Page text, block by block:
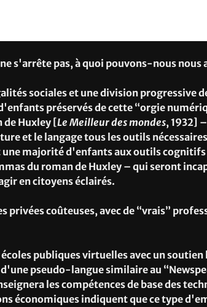
s'arrête pas, à quoi pouvons-nous nous
sociales et une division progressive
préservés de cette “orgie
Huxley [Le Meilleur des mondes, 1932]
et le langage tous les outils
une majorité d'enfants aux outils
du roman de Huxley – qui seront
en citoyens éclairés.
privées coûteuses, avec de “vrais”
publiques virtuelles avec un
pseudo-langue similaire au
les compétences de base des
économiques indiquent que ce type